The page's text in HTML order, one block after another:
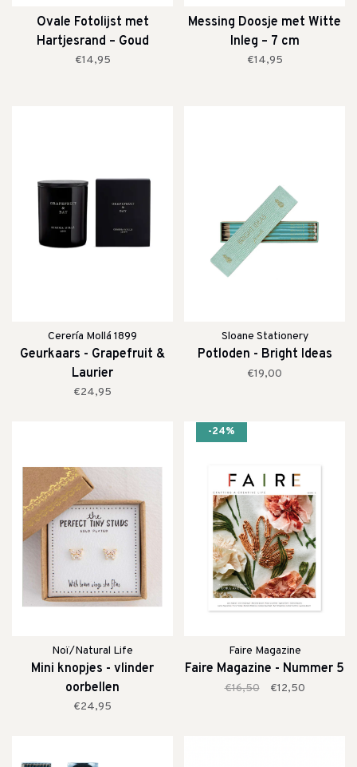
Ovale Fotolijst met
Hartjesrand – Goud
€14,95
Messing Doosje met Witte
Inleg – 7 cm
€14,95
Cerería Mollá 1899
Geurkaars - Grapefruit &
Laurier
€24,95
Sloane Stationery
Potloden - Bright Ideas
€19,00
Noï/Natural Life
Mini knopjes - vlinder
oorbellen
€24,95
-24%
Faire Magazine
Faire Magazine - Nummer 5
€16,50 €12,50